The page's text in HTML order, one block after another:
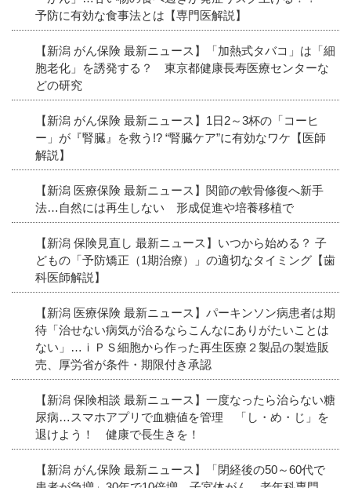
予防に有効な食事法とは【専門医解説】
【新潟 がん保険 最新ニュース】「加熱式タバコ」は「細
胞老化」を誘発する？ 東京都健康長寿医療センターな
どの研究
【新潟 がん保険 最新ニュース】1日2～3杯の「コーヒ
ー」が『腎臓』を救う!? “腎臓ケア”に有効なワケ【医師
解説】
【新潟 医療保険 最新ニュース】関節の軟骨修復へ新手
法…自然には再生しない 形成促進や培養移植で
【新潟 保険見直し 最新ニュース】いつから始める？ 子
どもの「予防矯正（1期治療）」の適切なタイミング【歯
科医師解説】
【新潟 医療保険 最新ニュース】パーキンソン病患者は期
待「治せない病気が治るならこんなにありがたいことは
ない」…ｉＰＳ細胞から作った再生医療２製品の製造販
売、厚労省が条件・期限付き承認
【新潟 保険相談 最新ニュース】一度なったら治らない糖
尿病…スマホアプリで血糖値を管理 「し・め・じ」を
退けよう！ 健康で長生きを！
【新潟 がん保険 最新ニュース】「閉経後の50～60代で